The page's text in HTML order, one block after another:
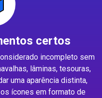
certos
incompleto sem
lâminas, tesouras,
uma aparência distinta,
ícones em formato de